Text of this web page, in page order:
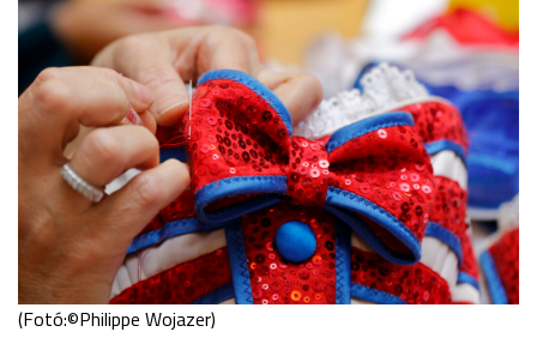
(Fotó:©Philippe Wojazer)